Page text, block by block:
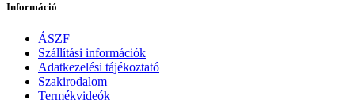
Információ
ÁSZF
Szállítási információk
Adatkezelési tájékoztató
Szakirodalom
Termékvideók